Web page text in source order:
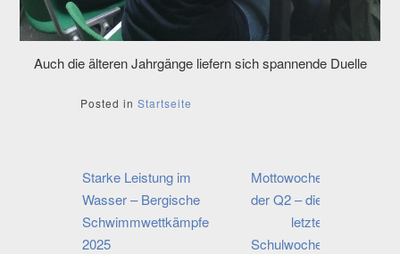
Auch die älteren Jahrgänge liefern sich spannende Duelle
Posted in Startseite
Beitragsnavigation
Starke Leistung im
Wasser – Bergische
Schwimmwettkämpfe
2025
Mottowoche
der Q2 – die
letzte
Schulwoche